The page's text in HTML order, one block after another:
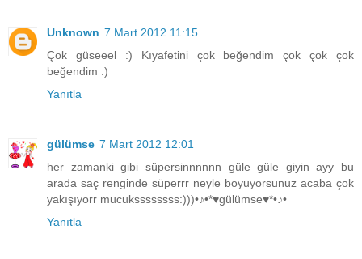
Unknown 7 Mart 2012 11:15
Çok güseeel :) Kıyafetini çok beğendim çok çok çok
beğendim :)
Yanıtla
gülümse 7 Mart 2012 12:01
her zamanki gibi süpersinnnnnn güle güle giyin ayy bu
arada saç renginde süperrr neyle boyuyorsunuz acaba çok
yakışıyorr mucukssssssss:)))•♪•*♥gülümse♥*•♪•
Yanıtla